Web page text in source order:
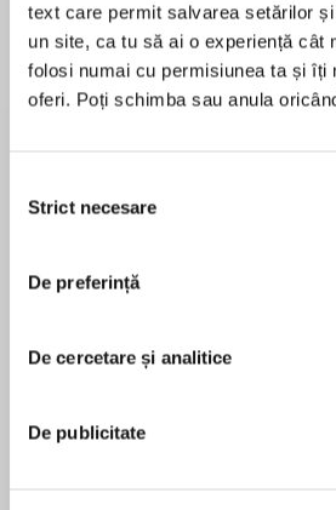
text care permit salvarea setărilor
un site, ca tu să ai o experiență cât
folosi numai cu permisiunea ta și îți
oferi. Poți schimba sau anula
consimțământului
Strict necesare
De preferință
De cercetare și analitice
De publicitate
Desprecarte
Perfect for fans of Big Nate,
Dog and his pals after
Weird things are happening in
pinecones hang from trees.
songs all over town. And an
În acest moment nu
Tom Watson
Early in his career Tom worked
a stint as the Chief